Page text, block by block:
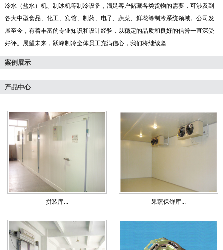
冷水（盐水）机、制冰机等制冷设备，满足客户储藏各类货物的需要，可涉及到
各大中型食品、化工、宾馆、制药、电子、蔬菜、鲜花等制冷系统领域。公司发
展至今，有着丰富的专业知识和设计经验，以稳定的品质和良好的信誉一直深受
好评。展望未来，跃峰制冷全体员工充满信心，我们将继续坚...
案例展示
产品中心
拼装库... 果蔬保鲜库...